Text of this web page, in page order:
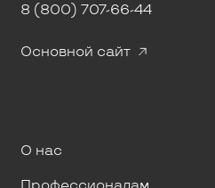
8 (800) 707-66-44
Основной сайт
О нас